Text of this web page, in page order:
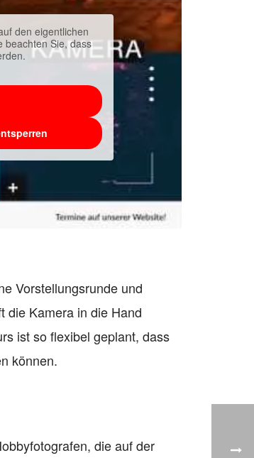
den eigentlichen
beachten Sie, dass
Vorstellungsrunde und
die Kamera in die Hand
ist so flexibel geplant, dass
können.
die auf der